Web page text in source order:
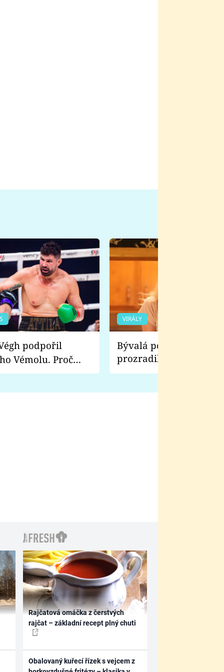
Vémolu. Proč
zápasit s ním než
VIRÁLY
Bývalá pornoherečka
prozradila, co ji
natáčení Euforie.
Rajčatová omáčka z čerstvých
rajčat – základní recept plný chuti
Obalovaný kuřecí řízek s vejcem z